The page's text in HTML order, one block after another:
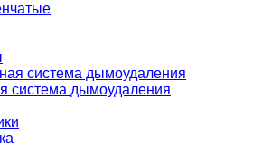
система дымоудаления
система дымоудаления